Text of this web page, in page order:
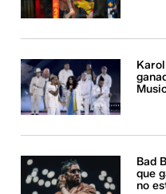
Bad
que
no